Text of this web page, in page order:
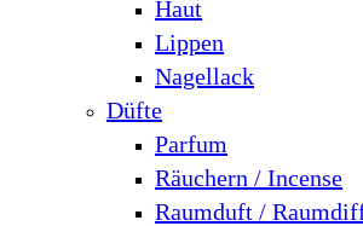
Haut
Lippen
Nagellack
Düfte
Parfum
Räuchern / Incense
Raumduft /